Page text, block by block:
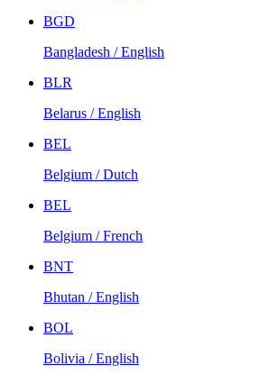
BGD
Bangladesh / English
BLR
Belarus / English
BEL
Belgium / Dutch
BEL
Belgium / French
BNT
Bhutan / English
BOL
Bolivia / English